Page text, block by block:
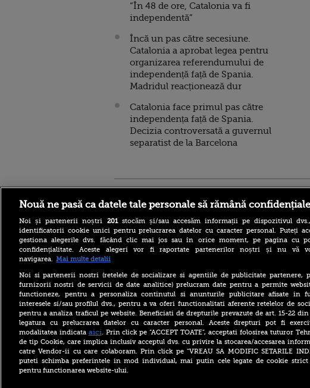
“În 48 de ore, Catalonia va fi
independentă”
Încă un pas către secesiune.
Catalonia a aprobat legea pentru
organizarea referendumului de
independență față de Spania.
Madridul reacționează dur
Catalonia face primul pas către
independența față de Spania.
Decizia controversată a guvernul
separatist de la Barcelona
româncă a fost arestată în
Germania pentru spionaj în
favoarea Rusiei
Alerta West Nile: două
persoane au murit, iar
numărul cazurilor a ajuns la
10. Măsurile de protecție
împotriva țânțarilor
Ce le-a spus Donald Trump
donatorilor despre
succesorul său pentru
Nouă ne pasă ca datele tale personale să rămână confidențiale
Noi și partenerii noștri 201stocăm și/sau accesăm informații pe dispozitivul
identificatorii cookie unici pentru prelucrarea datelor cu caracter personal. Puteți
gestiona alegerile dvs. făcând clic mai jos sau în orice moment, pe pagina cu
confidențialitate. Aceste alegeri vor fi raportate partenerilor noștri și nu vă
navigarea. Mai multe detalii
Noi si partenerii nostri (retelele de socializare si agentiile de publicitate partenere,
furnizorii nostri de servicii de date analitice) prelucram date pentru a permite
functioneze, pentru a personaliza continutul si anunturile publicitare afisate in
interesele si/sau profilul dvs., pentru a va oferi functionalitati aferente retelelor de
pentru a analiza traficul pe website. Beneficiati de drepturile prevazute de art. 15-22
legatura cu prelucrarea datelor cu caracter personal. Aceste drepturi pot fi
modalitatea indicata aici. Prin click pe “ACCEPT TOATE”, acceptati folosirea tuturor
de tip Cookie, care implica inclusiv acceptul dvs. cu privire la stocarea/accesarea
catre Vendor-ii cu care colaboram. Prin click pe “VREAU SA MODIFIC SETARILE
puteti schimba preferintele in mod individual, mai putin cele legate de cookie strict
pentru functionarea website-ului.